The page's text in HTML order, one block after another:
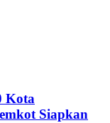
Kota
Siapkan